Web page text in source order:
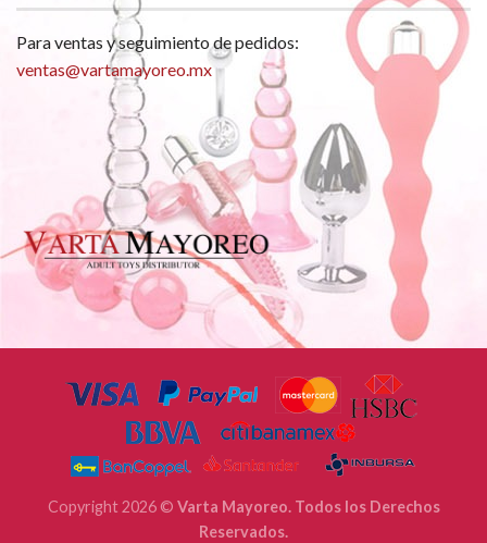
Para ventas y seguimiento de pedidos:
ventas@vartamayoreo.mx
Copyright 2026 © Varta Mayoreo. Todos los Derechos
Reservados.